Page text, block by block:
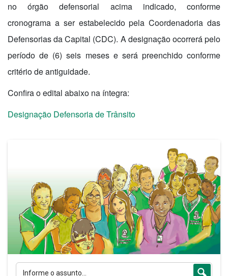
no órgão defensorial acima indicado, conforme
cronograma a ser estabelecido pela Coordenadoria das
Defensorias da Capital (CDC). A designação ocorrerá pelo
período de (6) seis meses e será preenchido conforme
critério de antiguidade.
Confira o edital abaixo na íntegra:
Designação Defensoria de Trânsito